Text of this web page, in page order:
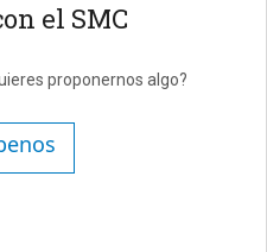
el SMC
proponernos algo?